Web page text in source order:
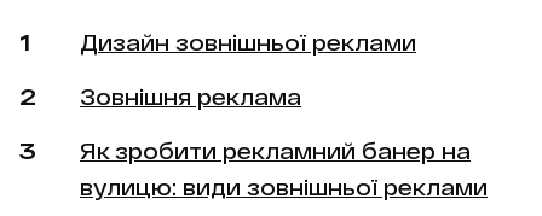
Дизайн зовнішньої реклами
Зовнішня реклама
Як зробити рекламний банер на
вулицю: види зовнішньої реклами